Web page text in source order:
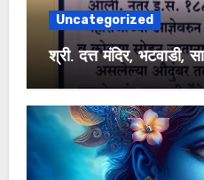
Uncategorized
श्री. दत्त मंदिर, भटवाडी,